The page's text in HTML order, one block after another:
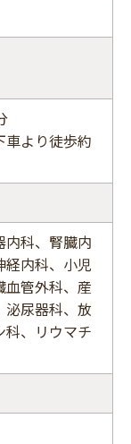
車より徒歩約
内科、腎臓内
経内科、小児
血管外科、産
泌尿器科、放
科、リウマチ